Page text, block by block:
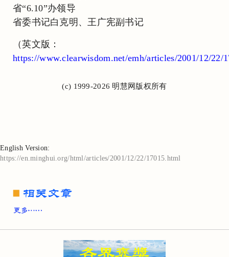
省“6.10”办领导
省委书记白克明、王广宪副书记
（英文版：
https://www.clearwisdom.net/emh/articles/2001/12/22/
(c) 1999-2026 明慧网版权所有
English Version:
https://en.minghui.org/html/articles/2001/12/22/17015.html